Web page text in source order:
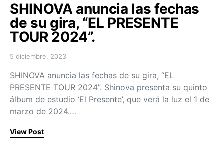
SHINOVA anuncia las fechas
de su gira, “EL PRESENTE
TOUR 2024”.
Posted on
5 diciembre, 2023
SHINOVA anuncia las fechas de su gira, “EL
PRESENTE TOUR 2024”. Shinova presenta su quinto
álbum de estudio ‘El Presente’, que verá la luz el 1 de
marzo de 2024.…
View Post